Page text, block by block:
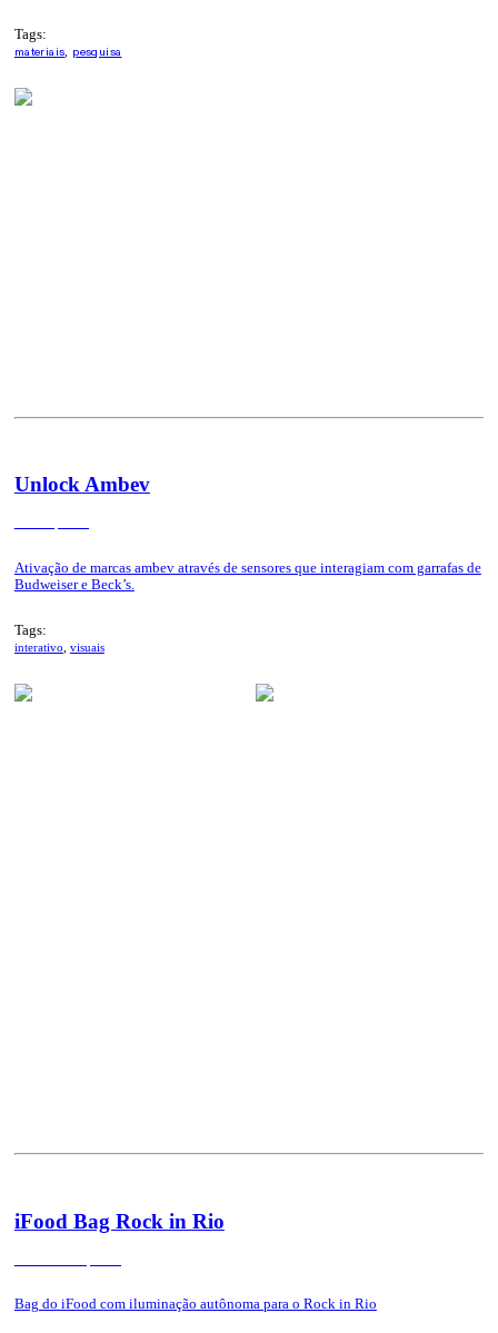
Tags:
materiais, pesquisa
Unlock Ambev
Ativação de marcas ambev através de sensores que interagiam com garrafas de
Budweiser e Beck’s.
Tags:
interativo visuais
iFood Bag Rock in Rio
Bag do iFood com iluminação autônoma para o Rock in Rio